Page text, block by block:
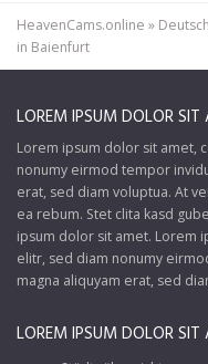
HeavenCams.online »
in Baienfurt
LOREM IPSUM DOLOR SIT
Lorem ipsum dolor sit amet,
nonumy eirmod tempor
erat, sed diam voluptua. At
ea rebum. Stet clita kasd
ipsum dolor sit amet. Lorem
elitr, sed diam nonumy
magna aliquyam erat, sed
LOREM IPSUM DOLOR SIT